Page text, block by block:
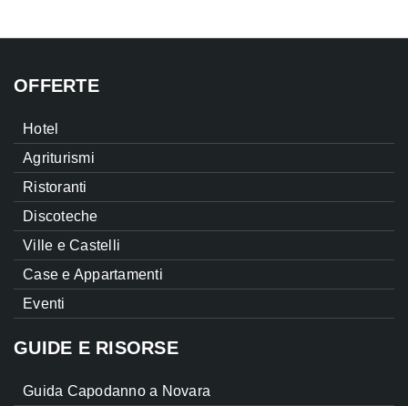
OFFERTE
Hotel
Agriturismi
Ristoranti
Discoteche
Ville e Castelli
Case e Appartamenti
Eventi
GUIDE E RISORSE
Guida Capodanno a Novara